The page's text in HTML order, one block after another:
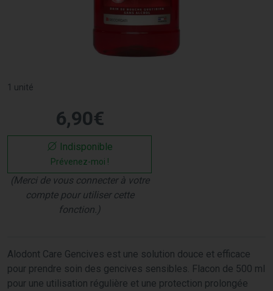
1 unité
6,90€
Indisponible
Prévenez-moi !
(Merci de vous connecter à votre
compte pour utiliser cette
fonction.)
Alodont Care Gencives est une solution douce et efficace
pour prendre soin des gencives sensibles. Flacon de 500 ml
pour une utilisation régulière et une protection prolongée